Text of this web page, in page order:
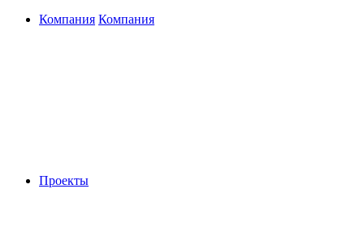
Компания Компания
Проекты